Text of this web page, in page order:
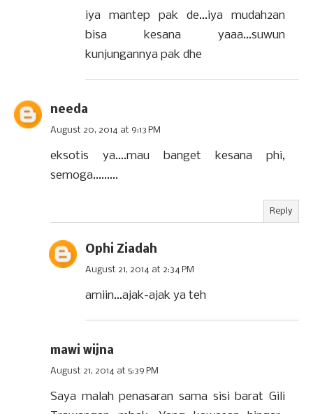
iya mantep pak de...iya mudah2an
bisa kesana yaaa...suwun
kunjungannya pak dhe
needa
August 20, 2014 at 9:13 PM
eksotis ya....mau banget kesana phi,
semoga.........
Reply
Ophi Ziadah
August 21, 2014 at 2:34 PM
amiin...ajak-ajak ya teh
mawi wijna
August 21, 2014 at 5:39 PM
Saya malah penasaran sama sisi barat Gili